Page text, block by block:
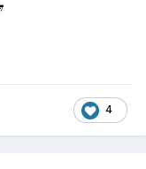
4